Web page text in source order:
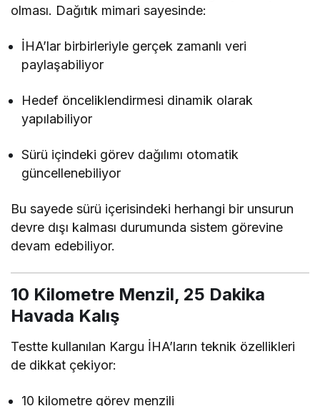
olması. Dağıtık mimari sayesinde:
İHA’lar birbirleriyle gerçek zamanlı veri
paylaşabiliyor
Hedef önceliklendirmesi dinamik olarak
yapılabiliyor
Sürü içindeki görev dağılımı otomatik
güncellenebiliyor
Bu sayede sürü içerisindeki herhangi bir unsurun
devre dışı kalması durumunda sistem görevine
devam edebiliyor.
10 Kilometre Menzil, 25 Dakika
Havada Kalış
Testte kullanılan Kargu İHA’ların teknik özellikleri
de dikkat çekiyor:
10 kilometre görev menzili